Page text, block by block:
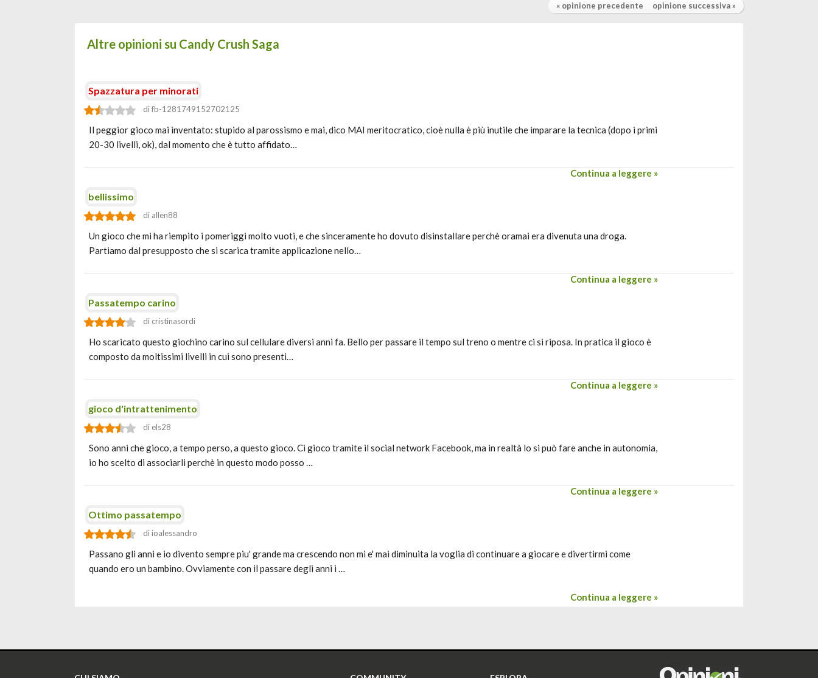
« opinione precedente opinione successiva »
Altre opinioni su Candy Crush Saga
Spazzatura per minorati
di fb-1281749152702125
Il peggior gioco mai inventato: stupido al parossismo e mai, dico MAI meritocratico, cioè nulla è più inutile che imparare la tecnica (dopo i primi
20-30 livelli, ok), dal momento che è tutto affidato…
Continua a leggere »
bellissimo
di allen88
Un gioco che mi ha riempito i pomeriggi molto vuoti, e che sinceramente ho dovuto disinstallare perchè oramai era divenuta una droga.
Partiamo dal presupposto che si scarica tramite applicazione nello…
Continua a leggere »
Passatempo carino
di cristinasordi
Ho scaricato questo giochino carino sul cellulare diversi anni fa. Bello per passare il tempo sul treno o mentre ci si riposa. In pratica il gioco è
composto da moltissimi livelli in cui sono presenti…
Continua a leggere »
gioco d'intrattenimento
di els28
Sono anni che gioco, a tempo perso, a questo gioco. Ci gioco tramite il social network Facebook, ma in realtà lo si può fare anche in autonomia,
io ho scelto di associarli perchè in questo modo posso …
Continua a leggere »
Ottimo passatempo
di ioalessandro
Passano gli anni e io divento sempre piu' grande ma crescendo non mi e' mai diminuita la voglia di continuare a giocare e divertirmi come
quando ero un bambino. Ovviamente con il passare degli anni i …
Continua a leggere »